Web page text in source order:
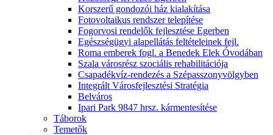
Korszerű gondozói ház kialakítása
Fotovoltaikus rendszer telepítése
Fogorvosi rendelők fejlesztése Egerben
Egészségügyi alapellátás feltételeinek fejl.
Roma emberek fogl. a Benedek Elek Óvodában
Szala városrész szociális rehabilitációja
Csapadékvíz-rendezés a Szépasszonyvölgyben
Integrált Városfejlesztési Stratégia
Belváros
Ipari Park 9847 hrsz. kármentesítése
Táborok
Temetők